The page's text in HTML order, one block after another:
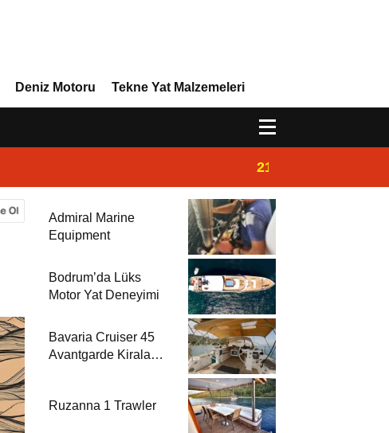
Deniz Motoru Tekne Yat Malzemeleri
21:32
Admiral Marine
Equipment
Bodrum’da Lüks
Motor Yat Deneyimi
Bavaria Cruiser 45
Avantgarde Kiralama
Ruzanna 1 Trawler